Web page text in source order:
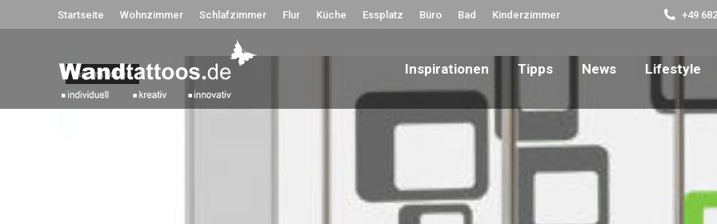
Startseite Wohnzimmer Schlafzimmer Flur Küche Essplatz Büro Bad Kinderzimmer +49
Inspirationen Tipps News Lifestyle
Inspirationen
Inspirationen Tipps News Lifestyle